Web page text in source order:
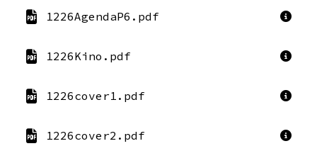
1226AgendaP6.pdf
1226Kino.pdf
1226cover1.pdf
1226cover2.pdf